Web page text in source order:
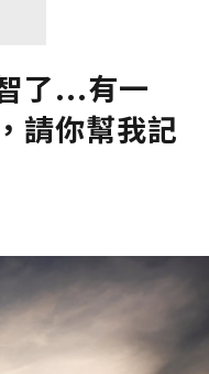
了...有一
請你幫我記